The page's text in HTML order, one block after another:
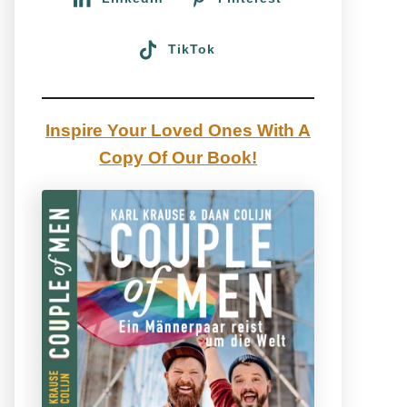
TikTok
Inspire Your Loved Ones With A
Copy Of Our Book!